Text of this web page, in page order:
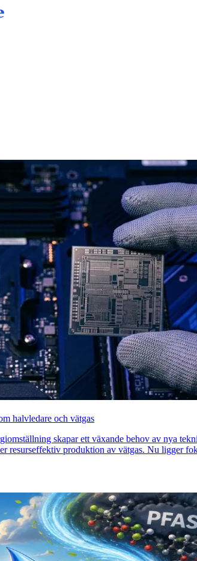
halvledare och vätgas
skapar ett växande behov av nya
resurseffektiv produktion av vätgas. Nu ligger